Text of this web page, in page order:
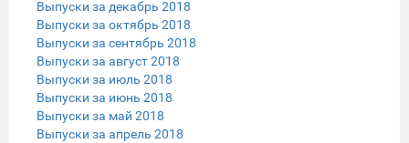
Выпуски за декабрь 2018
Выпуски за октябрь 2018
Выпуски за сентябрь 2018
Выпуски за август 2018
Выпуски за июль 2018
Выпуски за июнь 2018
Выпуски за май 2018
Выпуски за апрель 2018